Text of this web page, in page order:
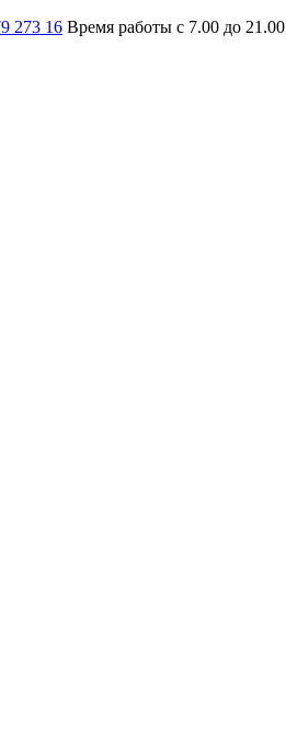
273 16 Время работы с 7.00 до 21.00